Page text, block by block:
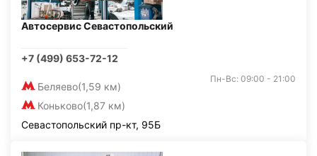
Автосервис Севастопольский
+7 (499) 653-72-12
Беляево(1,59 км)
Коньково(1,87 км)
Пн-Вс: 09:00 - 21:00
Севастопольский пр-кт, 95Б